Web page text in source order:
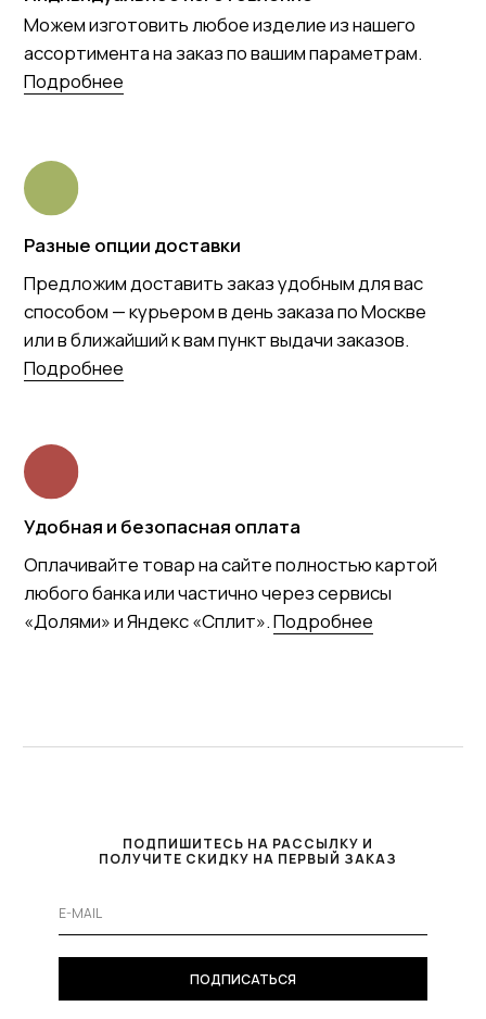
ПОДПИШИТЕСЬ НА РАССЫЛКУ И
ПОЛУЧИТЕ СКИДКУ НА ПЕРВЫЙ ЗАКАЗ
ПОДПИСАТЬСЯ